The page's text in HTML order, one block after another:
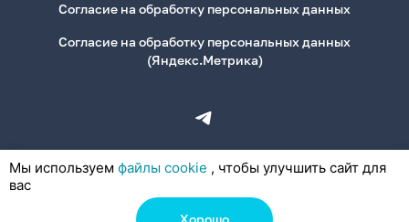
Согласие на обработку персональных данных
Согласие на обработку персональных данных
(Яндекс.Метрика)
Мы используем файлы cookie , чтобы улучшить сайт для
вас
Хорошо